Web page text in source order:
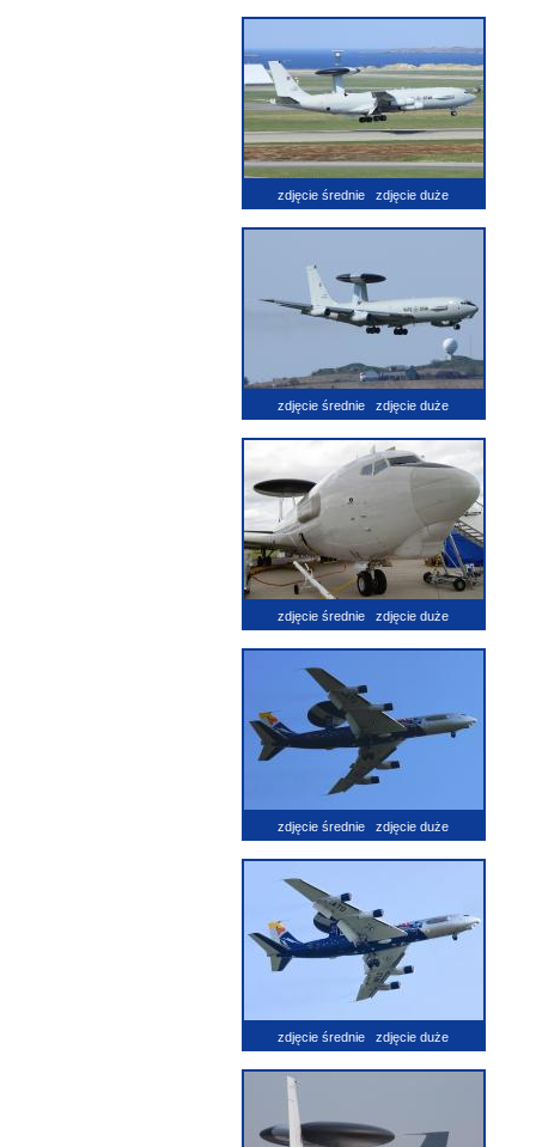
zdjęcie średnie zdjęcie duże
zdjęcie średnie zdjęcie duże
zdjęcie średnie zdjęcie duże
zdjęcie średnie zdjęcie duże
zdjęcie średnie zdjęcie duże